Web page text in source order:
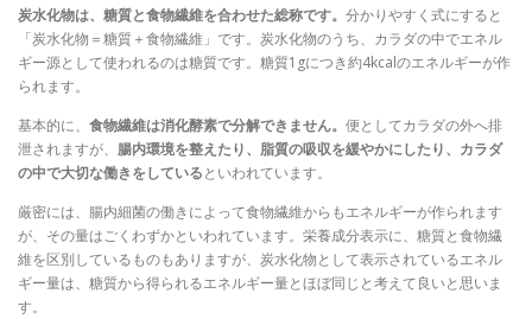
炭水化物は、糖質と食物繊維を合わせた総称です。 分かりやすく式にすると
「炭水化物＝糖質＋食物繊維」です。炭水化物のうち、カラダの中でエネル
ギー源として使われるのは糖質です。糖質1gにつき約4kcalのエネルギーが作
られます。
基本的に、 食物繊維は消化酵素で分解できません。 便としてカラダの外へ排
泄されますが、 腸内環境を整えたり、脂質の吸収を緩やかにしたり、カラダ
の中で大切な働きをしているといわれています。
厳密には、腸内細菌の働きによって食物繊維からもエネルギーが作られます
が、その量はごくわずかといわれています。栄養成分表示に、糖質と食物繊
維を区別しているものもありますが、炭水化物として表示されているエネル
ギー量は、糖質から得られるエネルギー量とほぼ同じと考えて良いと思いま
す。